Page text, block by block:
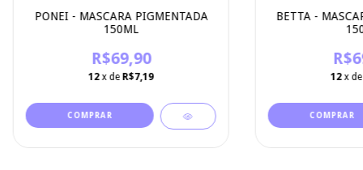
PONEI - MASCARA PIGMENTADA
150ML
R$69,90
12 x de R$7,19
BETTA -
12 x